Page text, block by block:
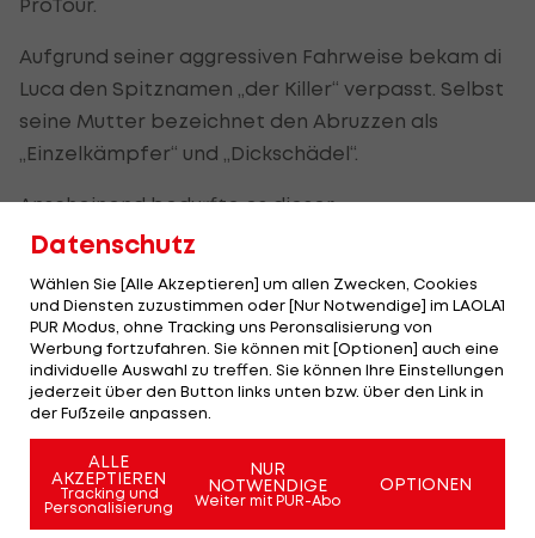
Aufgrund seiner aggressiven Fahrweise bekam di
Luca den Spitznamen „der Killer“ verpasst. Selbst
seine Mutter bezeichnet den Abruzzen als
„Einzelkämpfer“ und „Dickschädel“.
Anscheinend bedurfte es dieser
Charaktereigenschaften, damit sich der 168-cm-
Triumph erfüllen konnte. Die Freude währte aber
nur ein paar Monate: Der „Oil for Drugs“-Skandal
(wieder ging es um Carlo Santuccione) erreichte
im Oktober auch di Luca, der trotz auffälliger
noch relativ glimpflich davonkam.
CERA wird ihm zum Verhängnis
Datenschutz
Wählen Sie [Alle Akzeptieren] um allen Zwecken, Cookies
und Diensten zuzustimmen oder [Nur Notwendige] im LAOLA1
PUR Modus, ohne Tracking uns Peronsalisierung von
Werbung fortzufahren. Sie können mit [Optionen] auch eine
individuelle Auswahl zu treffen. Sie können Ihre Einstellungen
jederzeit über den Button links unten bzw. über den Link in
der Fußzeile anpassen.
ALLE
AKZEPTIEREN
Tracking und
Personalisierung
NUR
NOTWENDIGE
Weiter mit PUR-Abo
OPTIONEN